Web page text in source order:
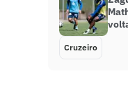
Cruzeiro